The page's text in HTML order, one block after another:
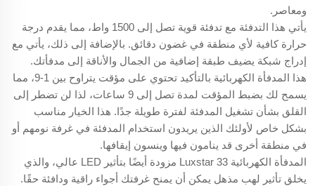
ومعاصر.
يأتي هذا التدفئة مع تدفئة قوية تصل إلى 1500 واط، مما يقدم درجة
حرارة كافية لأي منطقة في غضون دقائق. بالإضافة إلى ذلك، يأتي مع
إدراج شبكة يضيف طبقة إضافية من الجمال والأناقة إلى مدفأتك.
هذا المدفأة الكهربائية بالتأكيد تحتوي على مؤقت يتراوح بين 1-9، مما
يسمح لك بضبط المؤقت لمدة تصل إلى 9 ساعات، لذا لن تضطر إلى
القلق بشأن تشغيل المدفئة لفترة طويلة جدًا. هذا الخيار مناسب
بشكل خاص لأولئك الذين يريدون استخدام المدفئة في غرفة نومهم أو
في منطقة أخرى قد ينامون فيها وينسون إيقافها.
المدفأة الكهربائية Luxstar 33 مزودة أيضًا بتأثير LED عالي، والذي
يخلق تأثير لهب مذهل يمكن أن يمنح غرفتك أجواء راقية ودافئة حقًا.